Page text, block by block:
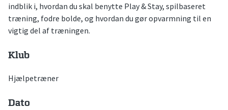
indblik i, hvordan du skal benytte Play & Stay, spilbaseret
træning, fodre bolde, og hvordan du gør opvarmning til en
vigtig del af træningen.
Klub
Hjælpetræner
Dato